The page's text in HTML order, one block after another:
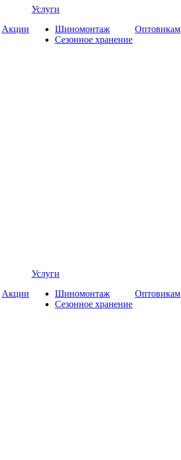
Акции
Услуги
Шиномонтаж
Сезонное хранение
Оптовикам
Акции
Услуги
Шиномонтаж
Сезонное хранение
Оптовикам